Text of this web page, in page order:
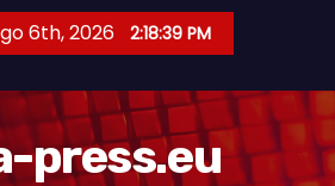
6th, 2026 2:18:40 PM
press.eu